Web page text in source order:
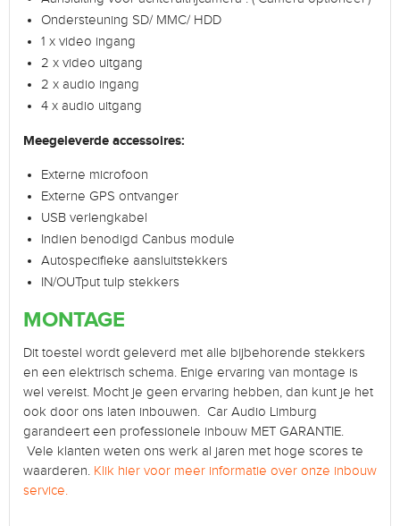
Ondersteuning SD/ MMC/ HDD
1 x video ingang
2 x video uitgang
2 x audio ingang
4 x audio uitgang
Meegeleverde accessoires:
Externe microfoon
Externe GPS ontvanger
USB verlengkabel
Indien benodigd Canbus module
Autospecifieke aansluitstekkers
IN/OUTput tulp stekkers
MONTAGE
Dit toestel wordt geleverd met alle bijbehorende stekkers
en een elektrisch schema. Enige ervaring van montage is
wel vereist. Mocht je geen ervaring hebben, dan kunt je het
ook door ons laten inbouwen. Car Audio Limburg
garandeert een professionele inbouw MET GARANTIE.
Vele klanten weten ons werk al jaren met hoge scores te
waarderen. Klik hier voor meer informatie over onze inbouw
service.